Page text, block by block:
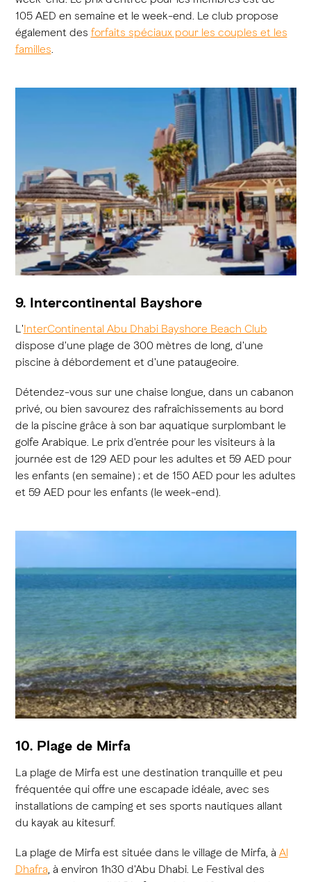
105 AED en semaine et le week-end. Le club propose
également des forfaits spéciaux pour les couples et les
familles.
9. Intercontinental Bayshore
L'InterContinental Abu Dhabi Bayshore Beach Club
dispose d'une plage de 300 mètres de long, d'une
piscine à débordement et d'une pataugeoire.
Détendez-vous sur une chaise longue, dans un cabanon
privé, ou bien savourez des rafraîchissements au bord
de la piscine grâce à son bar aquatique surplombant le
golfe Arabique. Le prix d'entrée pour les visiteurs à la
journée est de 129 AED pour les adultes et 59 AED pour
les enfants (en semaine) ; et de 150 AED pour les adultes
et 59 AED pour les enfants (le week-end).
10. Plage de Mirfa
La plage de Mirfa est une destination tranquille et peu
fréquentée qui offre une escapade idéale, avec ses
installations de camping et ses sports nautiques allant
du kayak au kitesurf.
La plage de Mirfa est située dans le village de Mirfa, à Al
Dhafra , à environ 1h30 d'Abu Dhabi. Le Festival des